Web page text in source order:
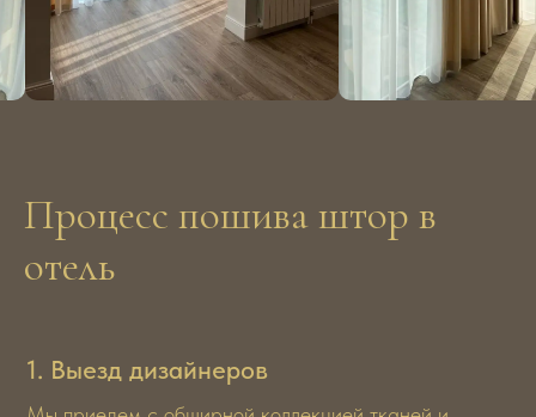
Процесс пошива штор в
отель
1. Выезд дизайнеров